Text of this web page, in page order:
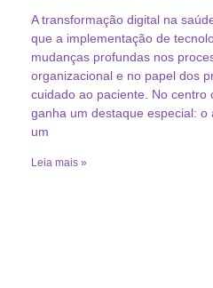
A transformação digital na
que a implementação de
mudanças profundas nos
organizacional e no papel dos
cuidado ao paciente. No centro
ganha um destaque especial:
um
Leia mais »